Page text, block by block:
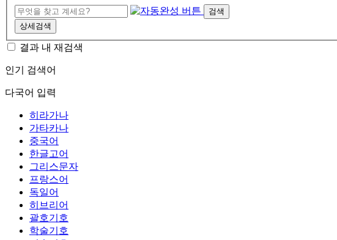
검색
상세검색
결과 내 재검색
인기 검색어
다국어 입력
히라가나
가타카나
중국어
한글고어
그리스문자
프랑스어
독일어
히브리어
괄호기호
학술기호